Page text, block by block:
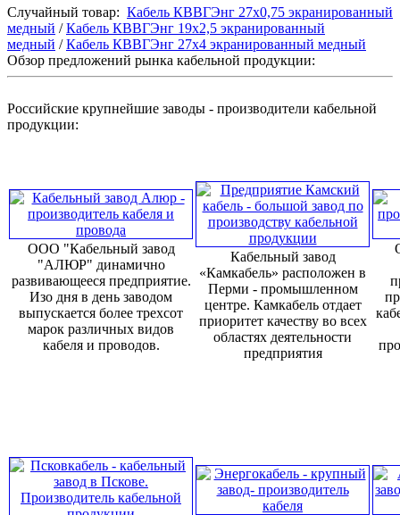
Случайный товар: Кабель КВВГЭнг 27х0,75 экранированный
медный /Кабель КВВГЭнг 19х2,5 экранированный
медный /Кабель КВВГЭнг 27х4 экранированный медный
Обзор предложений рынка кабельной продукции:
Российские крупнейшие заводы - производители кабельной
продукции:
ООО "Кабельный завод
"АЛЮР" динамично
развивающееся предприятие.
Изо дня в день заводом
выпускается более трехсот
марок различных видов
кабеля и проводов.
Кабельный завод
«Камкабель» расположен в
Перми - промышленном
центре. Камкабель отдает
приоритет качеству во всех
областях деятельности
предприятия